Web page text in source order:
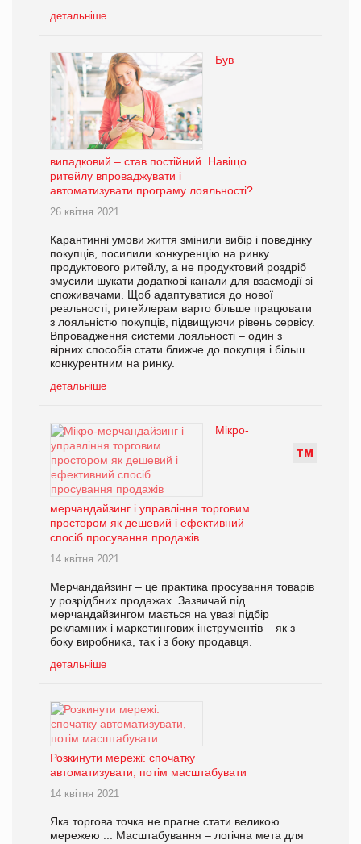
детальніше
Був
випадковий – став постійний. Навіщо
ритейлу впроваджувати і
автоматизувати програму лояльності?
26 квітня 2021
Карантинні умови життя змінили вибір і поведінку
покупців, посилили конкуренцію на ринку
продуктового ритейлу, а не продуктовий роздріб
змусили шукати додаткові канали для взаємодії зі
споживачами. Щоб адаптуватися до нової
реальності, ритейлерам варто більше працювати
з лояльністю покупців, підвищуючи рівень сервісу.
Впровадження системи лояльності – один з
вірних способів стати ближче до покупця і більш
конкурентним на ринку.
детальніше
ТМ
Мікро-
мерчандайзинг і управління торговим
простором як дешевий і ефективний
спосіб просування продажів
14 квітня 2021
Мерчандайзинг – це практика просування товарів
у розрідбних продажах. Зазвичай під
мерчандайзингом мається на увазі підбір
рекламних і маркетингових інструментів – як з
боку виробника, так і з боку продавця.
детальніше
Розкинути мережі: спочатку
автоматизувати, потім масштабувати
14 квітня 2021
Яка торгова точка не прагне стати великою
мережею ... Масштабування – логічна мета для